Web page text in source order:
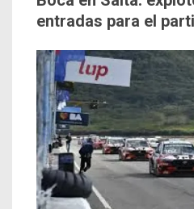
entradas para el